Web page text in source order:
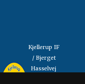
Kjellerup IF
/ Bjerget
Hasselvej